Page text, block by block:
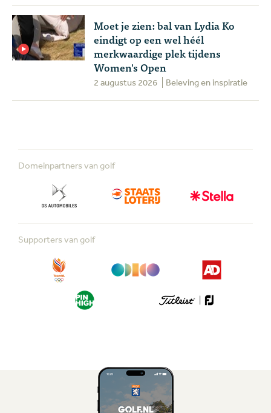
Moet je zien: bal van Lydia Ko
eindigt op een wel héél
merkwaardige plek tijdens
Women's Open
2 augustus 2026 Beleving en inspiratie
Domeinpartners van golf
Supporters van golf